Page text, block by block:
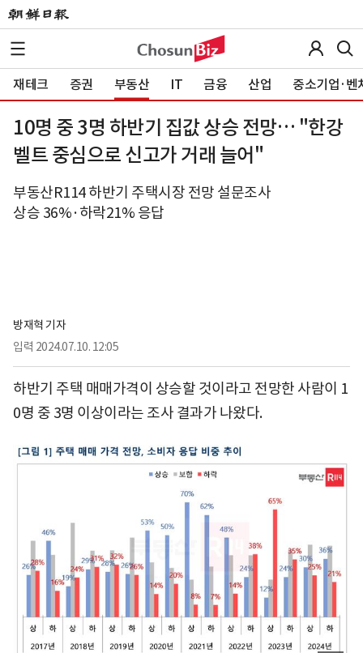
재테크 증권 부동산 IT 금융 산업 중소기업·벤
10명 중 3명 하반기 집값 상승 전망… "한강
벨트 중심으로 신고가 거래 늘어"
부동산R114 하반기 주택시장 전망 설문조사
상승 36%·하락21% 응답
방재혁 기자
입력 2024.07.10. 12:05
하반기 주택 매매가격이 상승할 것이라고 전망한 사람이 1
0명 중 3명 이상이라는 조사 결과가 나왔다.